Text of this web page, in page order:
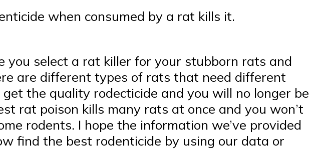
when consumed by a rat kills it.
select a rat killer for your stubborn rats and
are different types of rats that need different
the quality rodecticide and you will no longer be
rat poison kills many rats at once and you won’t
rodents. I hope the information we’ve provided
find the best rodenticide by using our data or